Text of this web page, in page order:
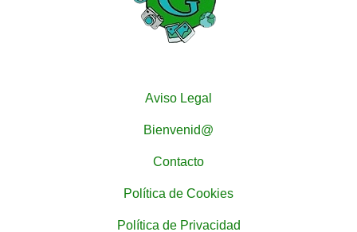
Aviso Legal
Bienvenid@
Contacto
Política de Cookies
Política de Privacidad